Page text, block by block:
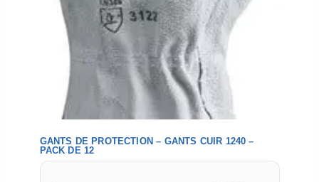
GANTS DE PROTECTION – GANTS CUIR 1240 –
PACK DE 12